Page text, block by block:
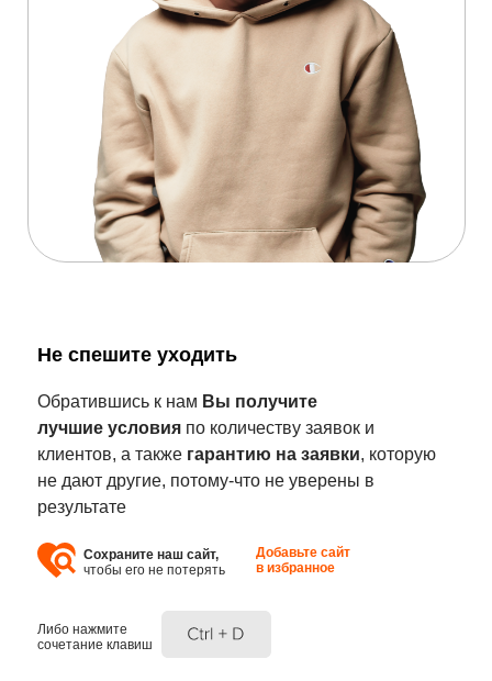
Не спешите уходить
Обратившись к нам Вы получите
лучшие условия по количеству заявок и
клиентов, а также гарантию на заявки, которую
не дают другие, потому-что не уверены в
результате
Сохраните наш сайт,
чтобы его не потерять
Добавьте сайт
в избранное
Либо нажмите
сочетание клавиш